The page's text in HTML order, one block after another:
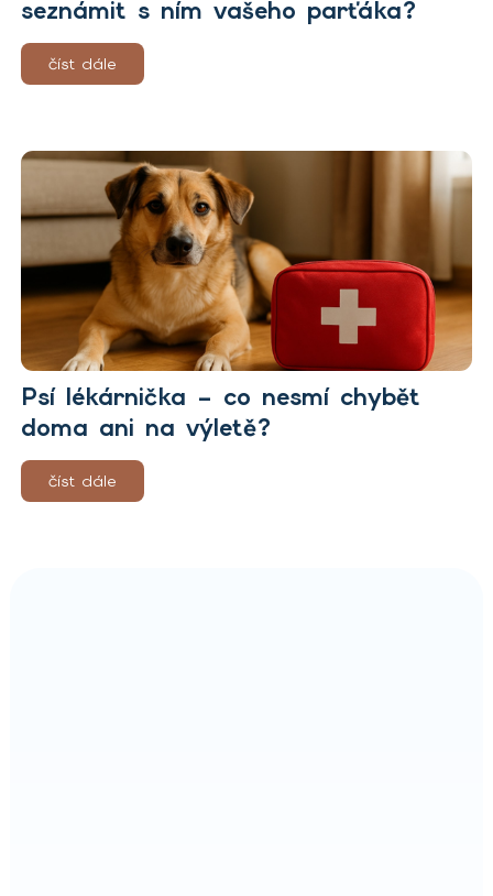
seznámit s ním vašeho parťáka?
číst dále
Psí lékárnička – co nesmí chybět
doma ani na výletě?
číst dále